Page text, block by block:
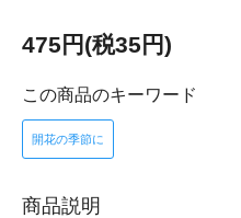
475円(税35円)
この商品のキーワード
開花の季節に
商品説明